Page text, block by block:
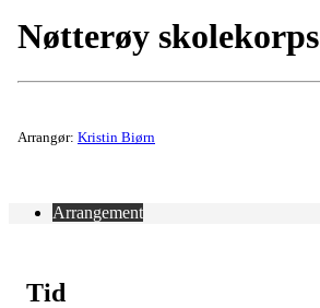
Nøtterøy skolekorps
Arrangør: Kristin Biørn
Arrangement
Tid